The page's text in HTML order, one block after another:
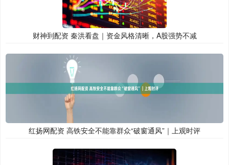
财神到配资 秦洪看盘｜资金风格清晰，A股强势不减
红扬网配资 高铁安全不能靠群众“破窗通风”｜上观时评